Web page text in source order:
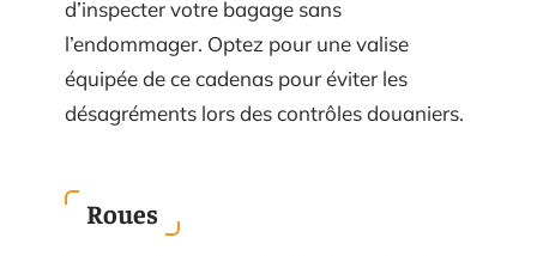
d’inspecter votre bagage sans
l’endommager. Optez pour une valise
équipée de ce cadenas pour éviter les
désagréments lors des contrôles douaniers.
Roues